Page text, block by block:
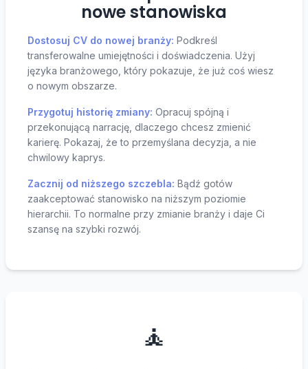
nowe stanowiska
Dostosuj CV do nowej branży: Podkreśl
transferowalne umiejętności i doświadczenia. Użyj
języka branżowego, który pokazuje, że już coś wiesz
o nowym obszarze.
Przygotuj historię zmiany: Opracuj spójną i
przekonującą narrację, dlaczego chcesz zmienić
karierę. Pokazaj, że to przemyślana decyzja, a nie
chwilowy kaprys.
Zacznij od niższego szczebla: Bądź gotów
zaakceptować stanowisko na niższym poziomie
hierarchii. To normalne przy zmianie branży i daje Ci
szansę na szybki rozwój.
🧘